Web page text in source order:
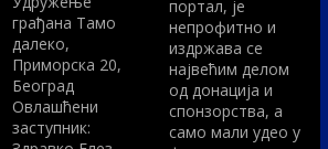
грађана Тамо
далеко,
Приморска 20,
Београд
Овлашћени
заступник:
портал, је
непрофитно и
издржава се
највећим делом
од донација и
спонзорства, а
само мали удео у